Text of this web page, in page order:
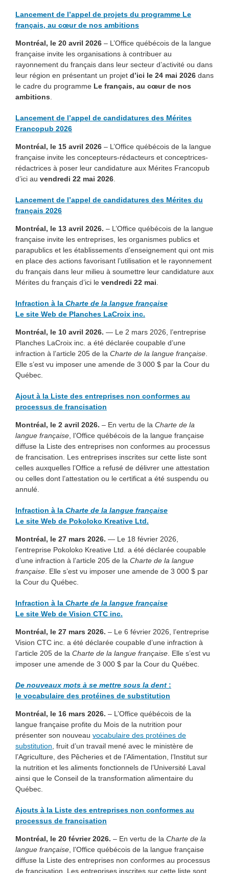
Lancement de l’appel de projets du programme Le
français, au cœur de nos ambitions
Montréal, le 20 avril 2026 – L’Office québécois de la langue
française invite les organisations à contribuer au
rayonnement du français dans leur secteur d’activité ou dans
leur région en présentant un projet d’ici le 24 mai 2026 dans
le cadre du programme Le français, au cœur de nos
ambitions
Lancement de l’appel de candidatures des Mérites
Francopub 2026
Montréal, le 15 avril 2026 – L’Office québécois de la langue
française invite les concepteurs-rédacteurs et conceptrices-
rédactrices à poser leur candidature aux Mérites Francopub
d’ici au vendredi 22 mai 2026
Lancement de l’appel de candidatures des Mérites du
français 2026
Montréal, le 13 avril 2026. – L’Office québécois de la langue
française invite les entreprises, les organismes publics et
parapublics et les établissements d’enseignement qui ont mis
en place des actions favorisant l’utilisation et le rayonnement
du français dans leur milieu à soumettre leur candidature aux
Mérites du français d’ici le vendredi 22 mai
Infraction à la Charte de la langue française
Le site Web de Planches LaCroix inc.
Montréal, le 10 avril 2026. — Le 2 mars 2026, l’entreprise
Planches LaCroix inc. a été déclarée coupable d’une
infraction à l’article 205 de la Charte de la langue française
Elle s’est vu imposer une amende de 3 000 $ par la Cour du
Québec.
Ajout à la Liste des entreprises non conformes au
processus de francisation
Montréal, le 2 avril 2026. – En vertu de la Charte de la
langue française , l’Office québécois de la langue française
diffuse la Liste des entreprises non conformes au processus
de francisation. Les entreprises inscrites sur cette liste sont
celles auxquelles l’Office a refusé de délivrer une attestation
ou celles dont l’attestation ou le certificat a été suspendu ou
annulé.
Infraction à la Charte de la langue française
Le site Web de Pokoloko Kreative Ltd.
Montréal, le 27 mars 2026. — Le 18 février 2026,
l’entreprise Pokoloko Kreative Ltd. a été déclarée coupable
d’une infraction à l’article 205 de la Charte de la langue
française . Elle s’est vu imposer une amende de 3 000 $ par
la Cour du Québec.
Infraction à la Charte de la langue française
Le site Web de Vision CTC inc.
Montréal, le 27 mars 2026. – Le 6 février 2026, l’entreprise
Vision CTC inc. a été déclarée coupable d’une infraction à
l’article 205 de la Charte de la langue française . Elle s’est vu
imposer une amende de 3 000 $ par la Cour du Québec.
De nouveaux mots à se mettre sous la dent :
le vocabulaire des protéines de substitution
Montréal, le 16 mars 2026. – L’Office québécois de la
langue française profite du Mois de la nutrition pour
présenter son nouveau vocabulaire des protéines de
substitution , fruit d’un travail mené avec le ministère de
l’Agriculture, des Pêcheries et de l’Alimentation, l’Institut sur
la nutrition et les aliments fonctionnels de l’Université Laval
ainsi que le Conseil de la transformation alimentaire du
Québec.
Ajouts à la Liste des entreprises non conformes au
processus de francisation
Montréal, le 20 février 2026. – En vertu de la Charte de la
langue française , l’Office québécois de la langue française
diffuse la Liste des entreprises non conformes au processus
de francisation. Les entreprises inscrites sur cette liste sont